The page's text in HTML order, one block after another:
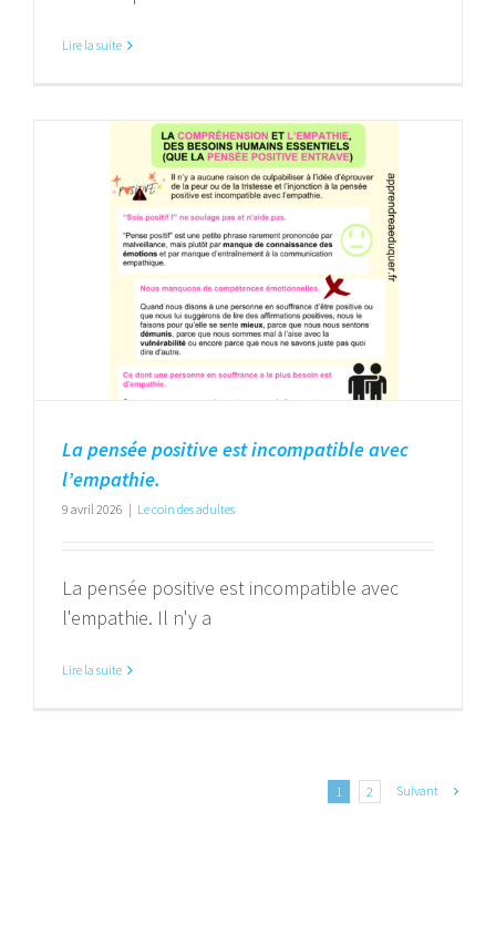
Lire la suite
La pensée positive est incompatible avec
l’empathie.
9 avril 2026 | Le coin des adultes
La pensée positive est incompatible avec
l'empathie. Il n'y a
Lire la suite
1 2 Suivant